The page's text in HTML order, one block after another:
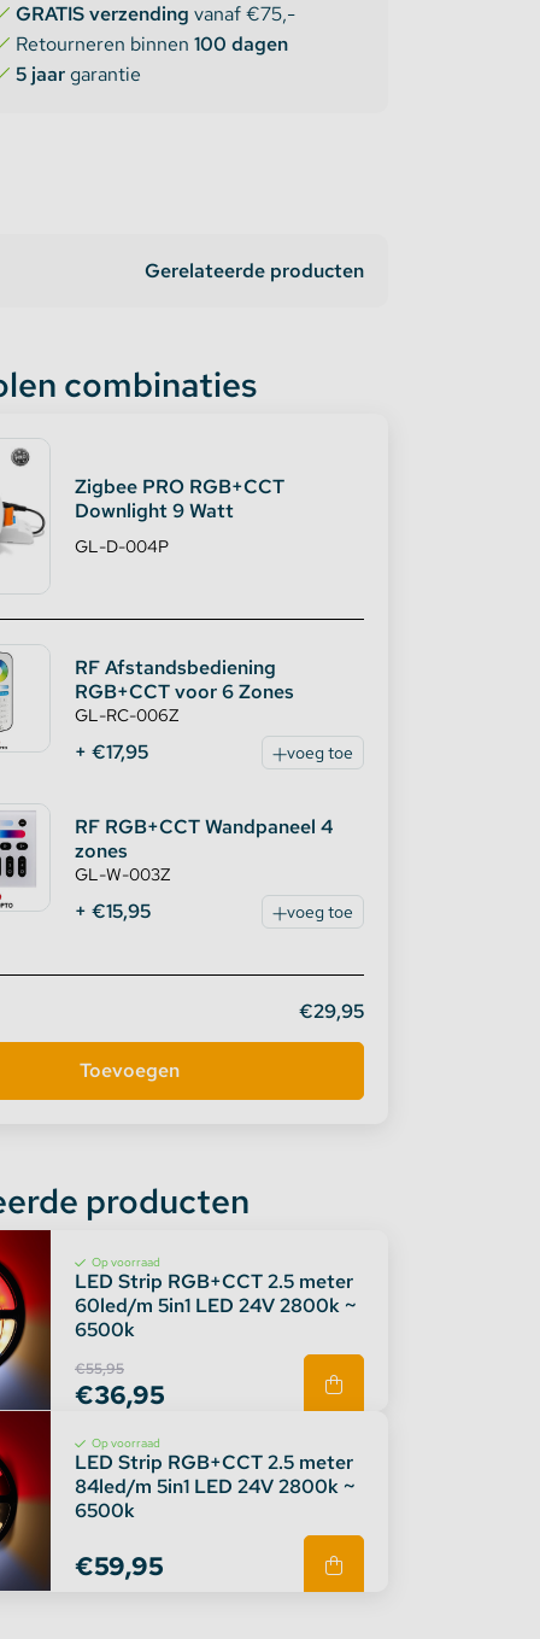
GRATIS verzending vanaf €75,-
Retourneren binnen 100 dagen
5 jaargarantie
Gerelateerde producten
combinaties
Zigbee PRO RGB+CCT
Downlight 9 Watt
GL-D-004P
RF Afstandsbediening
RGB+CCT voor 6 Zones
GL-RC-006Z
+ €17,95 voeg toe
RF RGB+CCT Wandpaneel 4
zones
GL-W-003Z
+ €15,95 voeg toe
€29,95
producten
Op voorraad
LED Strip RGB+CCT 2.5 meter
60led/m 5in1 LED 24V 2800k ~
6500k
€55,95
€36,95
Op voorraad
LED Strip RGB+CCT 2.5 meter
84led/m 5in1 LED 24V 2800k ~
6500k
€59,95